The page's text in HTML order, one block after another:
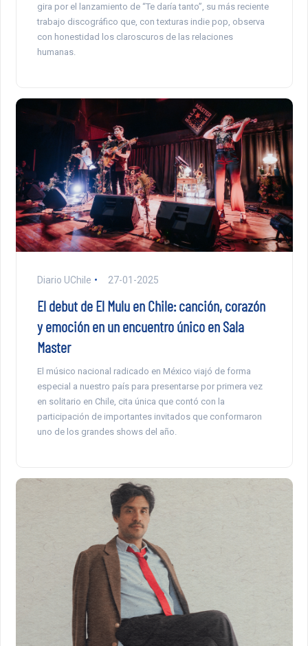
gira por el lanzamiento de “Te daría tanto”, su más reciente
trabajo discográfico que, con texturas indie pop, observa
con honestidad los claroscuros de las relaciones
humanas.
Diario UChile 27-01-2025
El debut de El Mulu en Chile: canción, corazón
y emoción en un encuentro único en Sala
Master
El músico nacional radicado en México viajó de forma
especial a nuestro país para presentarse por primera vez
en solitario en Chile, cita única que contó con la
participación de importantes invitados que conformaron
uno de los grandes shows del año.